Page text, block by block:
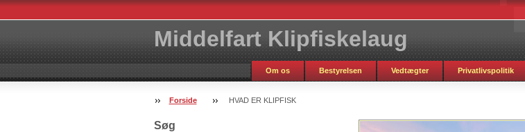
Middelfart Klipfiskelaug
Om os Bestyrelsen Vedtægter Privatlivspolitik
Forside HVAD ER KLIPFISK
Søg